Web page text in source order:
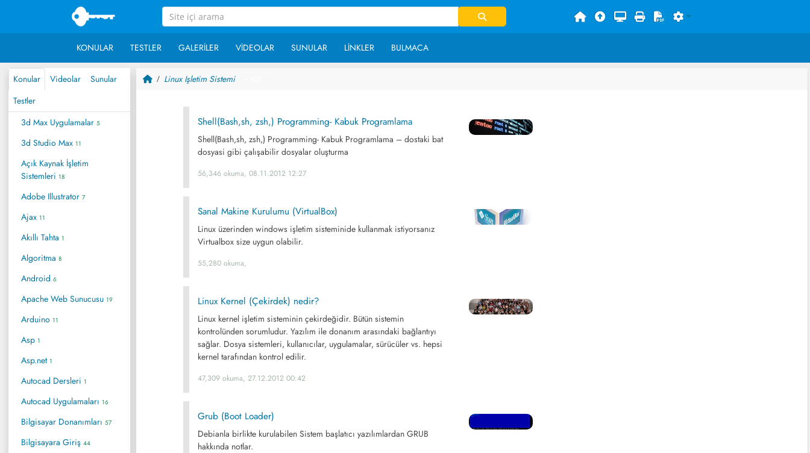
KONULAR TESTLER GALERILER VIDEOLAR SUNULAR LINKLER BULMACA
Konular Videolar
Sunular
Testler
3d Max Uygulamalar 5
3d Studio Max 11
Açık Kaynak İşletim
Sistemleri 18
Adobe Illustrator 7
Ajax 11
Akıllı Tahta 1
Algoritma 8
Android 6
Apache Web Sunucusu 19
Arduino 11
Asp 1
Asp.net 1
Autocad Dersleri 1
Autocad Uygulamaları 16
Bilgisayar Donanımları 57
Bilgisayara Giriş 44
Linux Işletim Sistemi
Shell(Bash,sh, zsh,) Programming- Kabuk Programlama
Shell(Bash,sh, zsh,) Programming- Kabuk Programlama – dostaki bat
dosyasi gibi çalışabilir dosyalar oluşturma
56,346 okuma, 08.11.2012 12:27
Sanal Makine Kurulumu (VirtualBox)
Linux üzerinden windows işletim sisteminide kullanmak istiyorsanız
Virtualbox size uygun olabilir.
55,280 okuma,
Linux Kernel (Çekirdek) nedir?
Linux kernel işletim sisteminin çekirdeğidir. Bütün sistemin
kontrolünden sorumludur. Yazılım ile donanım arasındaki bağlantıyı
sağlar. Dosya sistemleri, kullanıcılar, uygulamalar, sürücüler vs. hepsi
kernel tarafından kontrol edilir.
47,309 okuma, 27.12.2012 00:42
Grub (Boot Loader)
Debianla birlikte kurulabilen Sistem başlatıcı yazılımlardan GRUB
hakkında notlar.